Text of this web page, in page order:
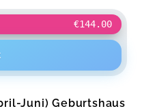
€144.00
Juni) Geburtshaus